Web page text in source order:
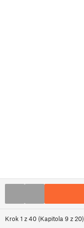
Krok 1 z40 (Kapitola 9 z 20)